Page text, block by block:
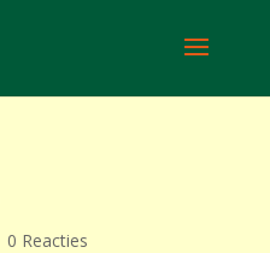
0 Reacties